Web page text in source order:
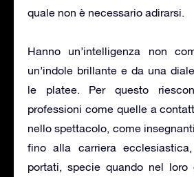
quale non è necessario adirarsi.
Hanno un’intelligenza non
un’indole brillante e da una
le platee. Per questo
professioni come quelle a
nello spettacolo, come
fino alla carriera
portati, specie quando nel loro